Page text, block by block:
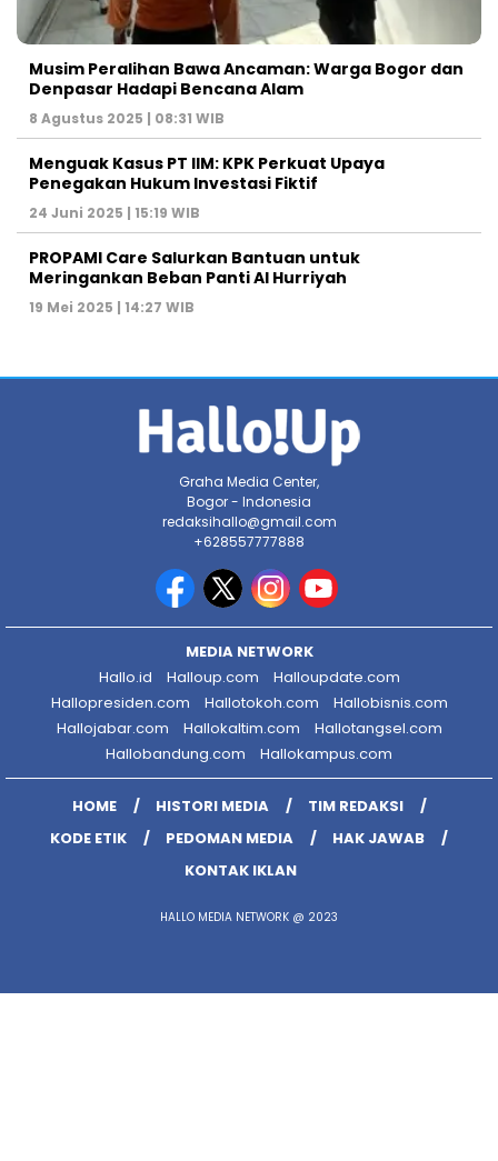
Musim Peralihan Bawa Ancaman: Warga Bogor dan
Denpasar Hadapi Bencana Alam
8 Agustus 2025 | 08:31 WIB
Menguak Kasus PT IIM: KPK Perkuat Upaya
Penegakan Hukum Investasi Fiktif
24 Juni 2025 | 15:19 WIB
PROPAMI Care Salurkan Bantuan untuk
Meringankan Beban Panti Al Hurriyah
19 Mei 2025 | 14:27 WIB
Graha Media Center,
Bogor - Indonesia
redaksihallo@gmail.com
+628557777888
MEDIA NETWORK
Hallo.id
Halloup.com
Halloupdate.com
Hallopresiden.com
Hallotokoh.com
Hallobisnis.com
Hallojabar.com
Hallokaltim.com
Hallotangsel.com
Hallobandung.com
Hallokampus.com
HOME HISTORI MEDIA
TIM REDAKSI
KODE ETIK
PEDOMAN MEDIA
HAK JAWAB
KONTAK IKLAN
HALLO MEDIA NETWORK @ 2023